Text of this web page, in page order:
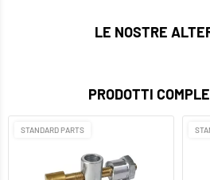
LE NOSTRE
PRODOTTI
STANDARD PARTS